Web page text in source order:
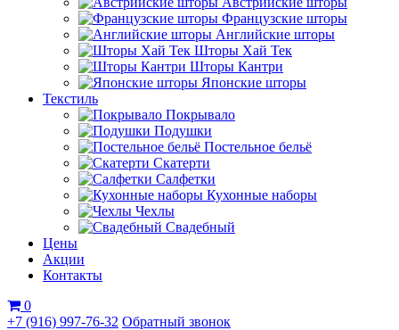
Французские шторы
Английские шторы
Шторы Хай Тек
Шторы Кантри
Японские шторы
Текстиль
Покрывало
Подушки
Постельное бельё
Скатерти
Салфетки
Кухонные наборы
Чехлы
Свадебный
Цены
Акции
Контакты
0
+7 (916) 997-76-32 Обратный звонок